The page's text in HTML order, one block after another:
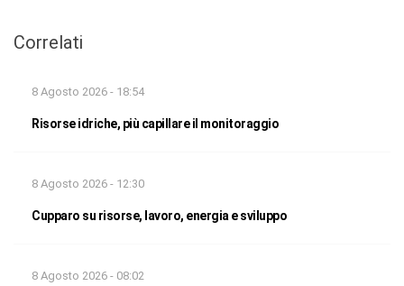
Correlati
8 Agosto 2026 - 18:54
Risorse idriche, più capillare il monitoraggio
8 Agosto 2026 - 12:30
Cupparo su risorse, lavoro, energia e sviluppo
8 Agosto 2026 - 08:02